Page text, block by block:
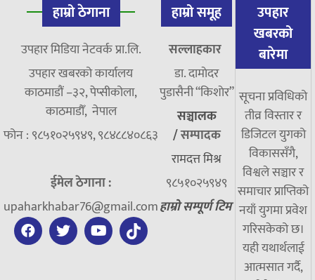
हाम्रो ठेगाना
उपहार मिडिया नेटवर्क प्रा.लि.
उपहार खबरको कार्यालय
काठमाडौं –३२, पेप्सीकोला,
काठमाडौँ, नेपाल
फोन : ९८५१०२५९४९, ९८४८८४०८६३
ईमेल ठेगाना :
upaharkhabar76@gmail.com
हाम्रो समूह
सल्लाहकार
डा. दामाेदर
पुडासैनी “किशाेर”
सञ्चालक
/सम्पादक
रामदत्त मिश्र
९८५१०२५९४९
हाम्रो सम्पूर्ण टिम
उपहार
खबरको
बारेमा
सूचना प्रविधिको
तीव्र विस्तार र
डिजिटल युगको
विकाससँगै,
विश्वले सञ्चार र
समाचार प्राप्तिको
नयाँ युगमा प्रवेश
गरिसकेको छ।
यही यथार्थलाई
आत्मसात गर्दै,